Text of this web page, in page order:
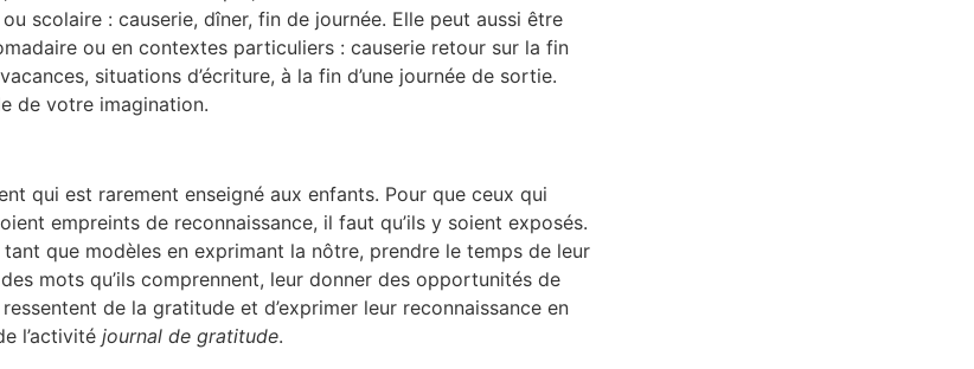
scolaire : causerie, dîner, fin de journée. Elle peut aussi être
ou en contextes particuliers : causerie retour sur la fin
situations d’écriture, à la fin d’une journée de sortie.
de votre imagination.
qui est rarement enseigné aux enfants. Pour que ceux qui
empreints de reconnaissance, il faut qu’ils y soient exposés.
que modèles en exprimant la nôtre, prendre le temps de leur
mots qu’ils comprennent, leur donner des opportunités de
de la gratitude et d’exprimer leur reconnaissance en
l’activité journal de gratitude.